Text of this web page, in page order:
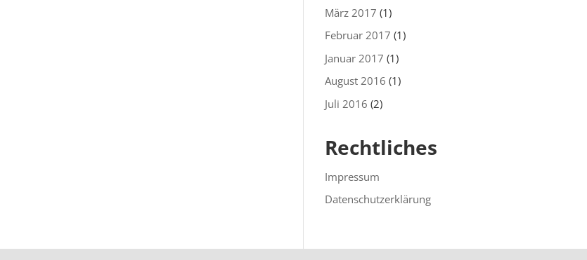
März 2017 (1)
Februar 2017 (1)
Januar 2017 (1)
August 2016 (1)
Juli 2016 (2)
Rechtliches
Impressum
Datenschutzerklärung